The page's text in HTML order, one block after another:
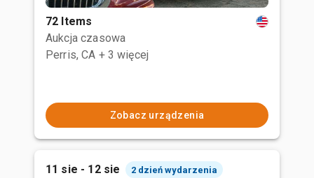
72 Items
Aukcja czasowa
Perris, CA + 3 więcej
Zobacz urządzenia
11 sie - 12 sie 2 dzień wydarzenia